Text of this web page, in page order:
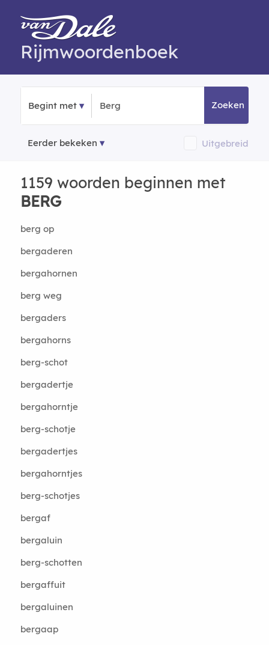
Rijmwoordenboek
Begint met Zoeken
Eerder bekeken Uitgebreid
1159 woorden beginnen met
BERG
berg op
bergaderen
bergahornen
berg weg
bergaders
bergahorns
berg-schot
bergadertje
bergahorntje
berg-schotje
bergadertjes
bergahorntjes
berg-schotjes
bergaf
bergaluin
berg-schotten
bergaffuit
bergaluinen
bergaap